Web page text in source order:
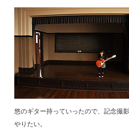
悠のギター持っていったので、記念撮
やりたい。